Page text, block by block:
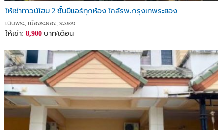
ให้เช่าทาวน์โฮม 2 ชั้นมีแอร์ทุกห้อง ใกล้รพ.กรุงเทพระยอง
เนินพระ, เมืองระยอง, ระยอง
ให้เช่า: 8,900 บาท/เดือน